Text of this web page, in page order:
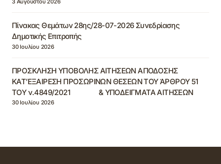
3 Αυγούστου 2026
Πίνακας Θεμάτων 28ης/28-07-2026 Συνεδρίασης
Δημοτικής Επιτροπής
30 Ιουλίου 2026
ΠΡΟΣΚΛΗΣΗ ΥΠΟΒΟΛΗΣ ΑΙΤΗΣΕΩΝ ΑΠΟΔΟΣΗΣ
ΚΑΤ’ΕΞΑΙΡΕΣΗ ΠΡΟΣΩΡΙΝΩΝ ΘΕΣΕΩΝ ΤΟΥ ΆΡΘΡΟΥ 51
ΤΟΥ ν.4849/2021 & ΥΠΟΔΕΙΓΜΑΤΑ ΑΙΤΗΣΕΩΝ
30 Ιουλίου 2026